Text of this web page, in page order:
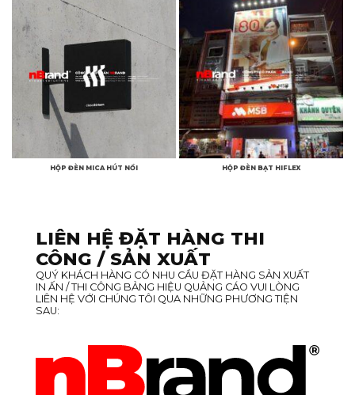
HỘP ĐÈN MICA HÚT NỔI HỘP ĐÈN BẠT HIFLEX
LIÊN HỆ ĐẶT HÀNG THI
CÔNG / SẢN XUẤT
QUÝ KHÁCH HÀNG CÓ NHU CẦU ĐẶT HÀNG SẢN XUẤT
IN ẤN / THI CÔNG BẢNG HIỆU QUẢNG CÁO VUI LÒNG
LIÊN HỆ VỚI CHÚNG TÔI QUA NHỮNG PHƯƠNG TIỆN
SAU: